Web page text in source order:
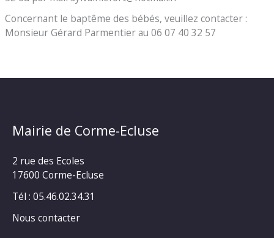
Concernant le baptême des bébés, veuillez contacter :
Monsieur Gérard Parmentier au 06 07 40 32 57
Mairie de Corme-Ecluse
2 rue des Ecoles
17600 Corme-Ecluse
Tél : 05.46.02.34.31
Nous contacter